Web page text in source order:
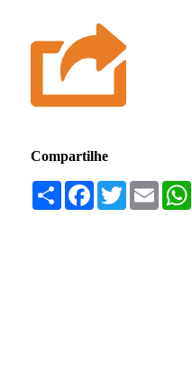
Compartilhe
Compartilhar
Facebook
TwitterEmail